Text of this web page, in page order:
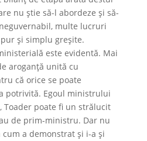
nu ştie să-l abordeze şi să-
multe lucruri
şi simplu greşite.
este evidentă. Mai
aroganţă unită cu
că orice se poate
potrivită. Egoul ministrului
Toader poate fi un strălucit
de prim-ministru. Dar nu
a demonstrat şi i-a şi